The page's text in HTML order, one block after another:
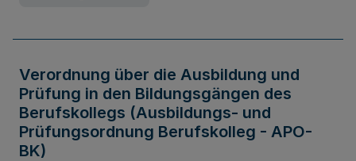
Verordnung über die Ausbildung und
Prüfung in den Bildungsgängen des
Berufskollegs (Ausbildungs- und
Prüfungsordnung Berufskolleg - APO-
BK)